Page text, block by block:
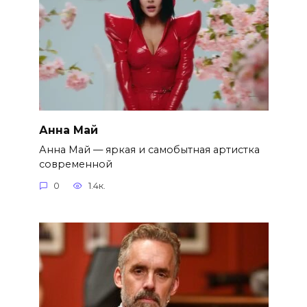
Анна Май
Анна Май — яркая и самобытная артистка
современной
0 1.4к.